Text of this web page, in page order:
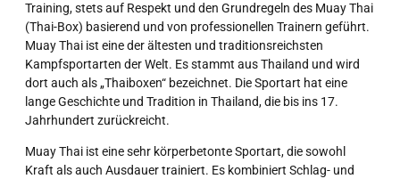
Training, stets auf Respekt und den Grundregeln des Muay Thai
(Thai-Box) basierend und von professionellen Trainern geführt.
Muay Thai ist eine der ältesten und traditionsreichsten
Kampfsportarten der Welt. Es stammt aus Thailand und wird
dort auch als „Thaiboxen“ bezeichnet. Die Sportart hat eine
lange Geschichte und Tradition in Thailand, die bis ins 17.
Jahrhundert zurückreicht.
Muay Thai ist eine sehr körperbetonte Sportart, die sowohl
Kraft als auch Ausdauer trainiert. Es kombiniert Schlag- und